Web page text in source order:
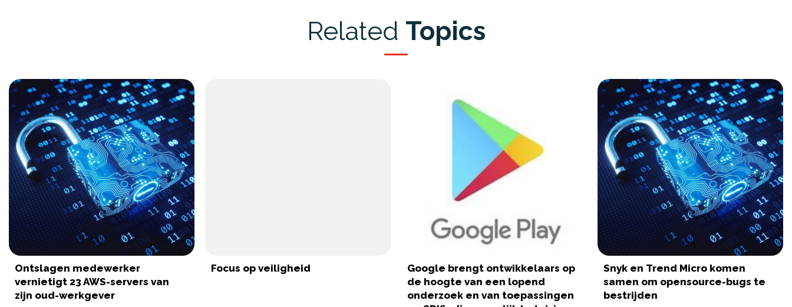
Related Topics
Ontslagen medewerker
vernietigt 23 AWS-servers van
zijn oud-werkgever
Focus op veiligheid
Google brengt ontwikkelaars op
de hoogte van een lopend
onderzoek en van toepassingen
Snyk en Trend Micro komen
samen om opensource-bugs te
bestrijden